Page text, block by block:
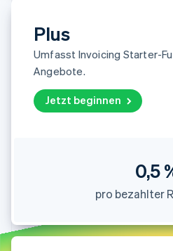
Atlas
Start-up-Gründung
Climate
CO₂-Entnahme
Erfahren Sie, wie
Jetzt ansehen
Stripe App-
Plus
Umfasst Invoicing Starter-
Angebote.
Jetzt beginnen
0,5
pro bezahlter